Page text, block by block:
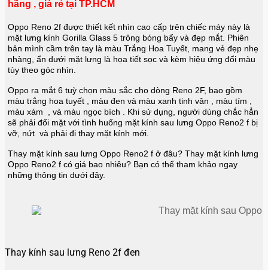
hãng , giá rẻ tại TP.HCM
Oppo Reno 2f được thiết kết nhìn cao cấp trên chiếc máy này là
mặt lưng kính Gorilla Glass 5 trông bóng bẩy và đẹp mắt. Phiên
bản mình cầm trên tay là màu Trắng Hoa Tuyết, mang vẻ đẹp nhẹ
nhàng, ẩn dưới mặt lưng là họa tiết sọc và kèm hiệu ứng đổi màu
tùy theo góc nhìn.
Oppo ra mắt 6 tuỳ chọn màu sắc cho dòng Reno 2F, bao gồm
màu trắng hoa tuyết , màu đen và màu xanh tinh vân , màu tím ,
màu xám , và màu ngọc bích . Khi sử dụng, người dùng chắc hẳn
sẽ phải đối mặt với tình huống mặt kính sau lưng Oppo Reno2 f bị
vỡ, nứt và phải đi thay mặt kính mới.
Thay mặt kính sau lưng Oppo Reno2 f ở đâu? Thay mặt kính lưng
Oppo Reno2 f có giá bao nhiêu? Bạn có thể tham khảo ngay
những thông tin dưới đây.
Thay kính sau lưng Reno 2f đen